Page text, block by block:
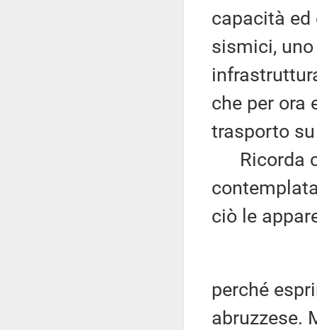
capacità ed
sismici,
che per ora
trasporto
Ricorda
ciò le
perché
abruzzese.